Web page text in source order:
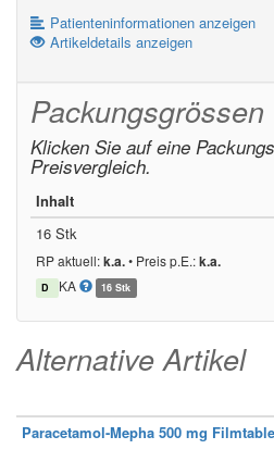
Patienteninformationen anzeigen
Artikeldetails anzeigen
Packungsgrössen
Klicken Sie auf eine
Preisvergleich.
Inhalt
16 Stk
RP aktuell:k.a.• Preis p.E.:k.a.
D KA 16 Stk
Alternative Artikel
Paracetamol-Mepha 500 mg